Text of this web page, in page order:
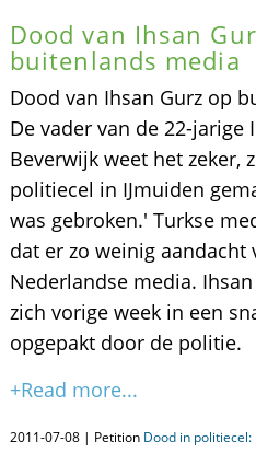
Dood van Ihsan
buitenlands media
Dood van Ihsan Gurz op
De vader van de 22-jarige
Beverwijk weet het zeker,
politiecel in IJmuiden
was gebroken.' Turkse
dat er zo weinig aandacht
Nederlandse media.
zich vorige week in een
opgepakt door de politie.
+Read more...
2011-07-08 | Petition Dood in